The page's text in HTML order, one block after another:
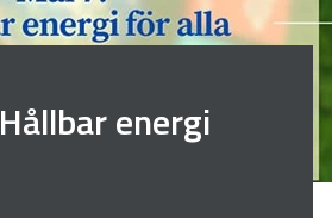
Hållbar energi